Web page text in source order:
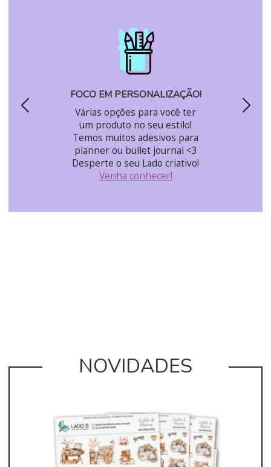
FOCO EM PERSONALIZAÇÃO!
Várias opções para você ter
um produto no seu estilo!
Temos muitos adesivos para
planner ou bullet journal <3
Desperte o seu Lado criativo!
Venha conhecer!
NOVIDADES